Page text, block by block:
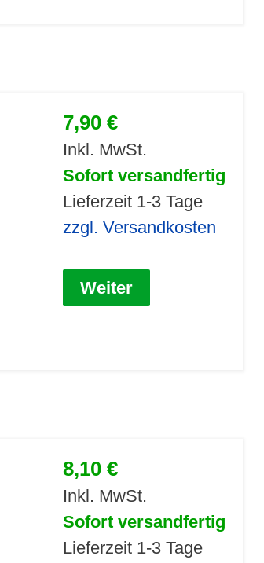
7,90 €
Inkl. MwSt.
Sofort versandfertig
Lieferzeit 1-3 Tage
zzgl. Versandkosten
Weiter
8,10 €
Inkl. MwSt.
Sofort versandfertig
Lieferzeit 1-3 Tage